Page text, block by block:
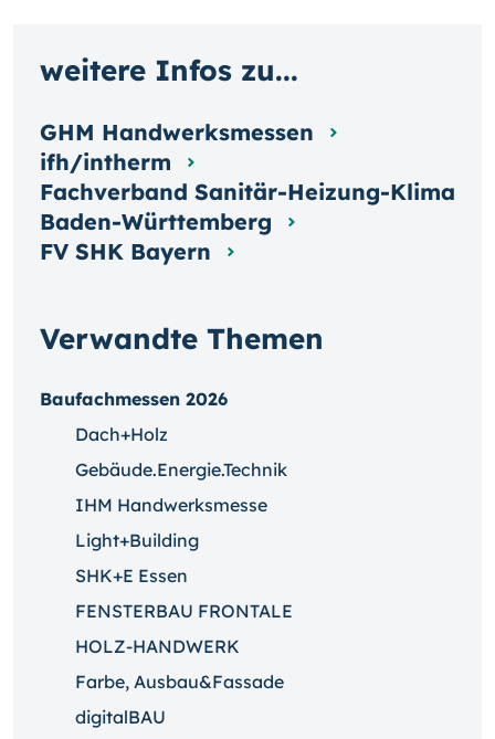
Verwandte Themen
Baufachmessen 2026
Dach+Holz
Gebäude.Energie.Technik
IHM Handwerksmesse
Light+Building
SHK+E Essen
FENSTERBAU FRONTALE
HOLZ-HANDWERK
Farbe, Ausbau&Fassade
digitalBAU
weitere Infos zu...
GHM Handwerksmessen
ifh/intherm
Fachverband Sanitär-Heizung-Klima
Baden-Württemberg
FV SHK Bayern